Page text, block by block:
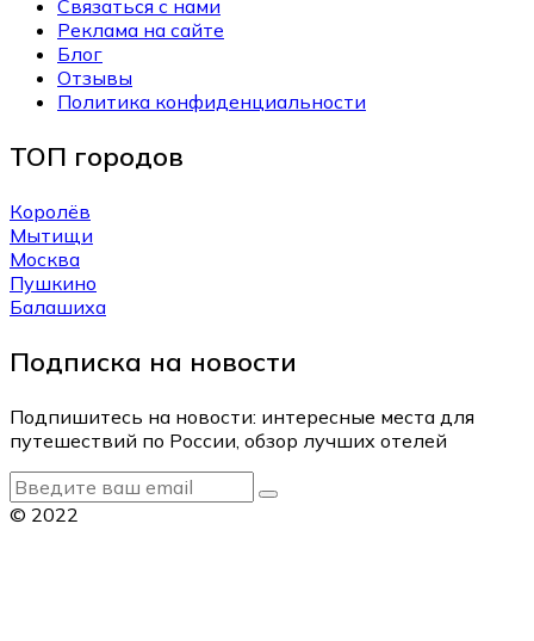
Связаться с нами
Реклама на сайте
Блог
Отзывы
Политика конфиденциальности
ТОП городов
Королёв
Мытищи
Москва
Пушкино
Балашиха
Подписка на новости
Подпишитесь на новости: интересные места для
путешествий по России, обзор лучших отелей
© 2022